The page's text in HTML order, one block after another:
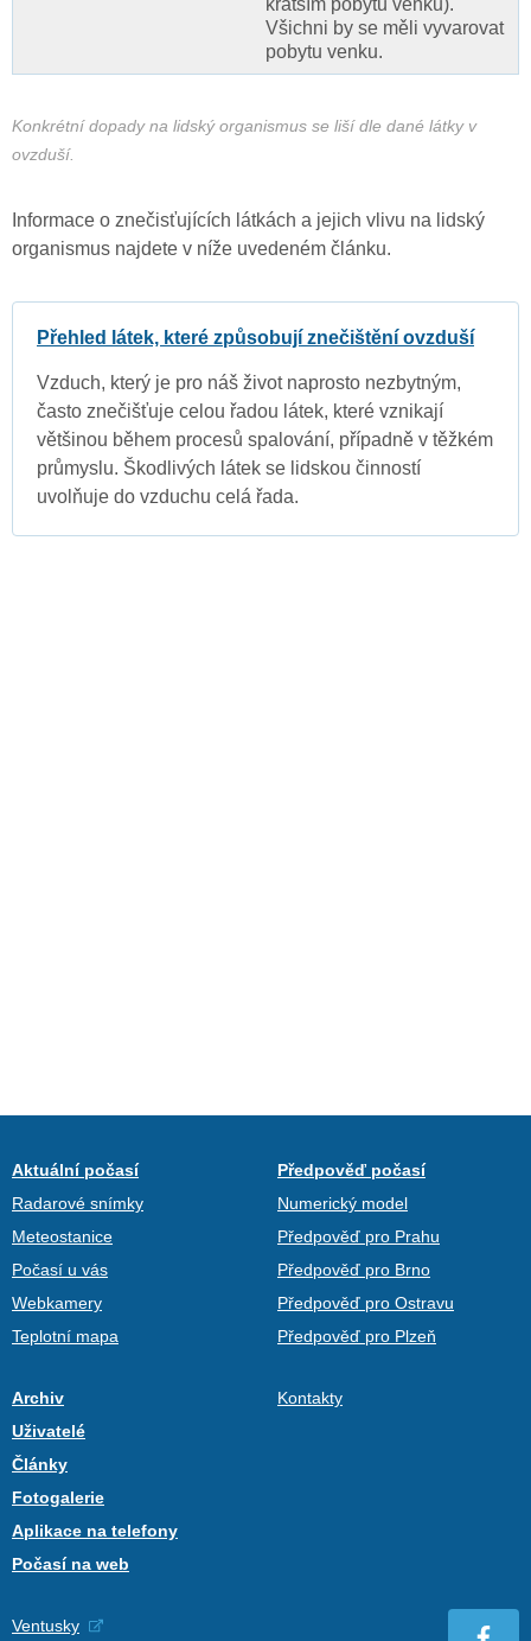
Všichni by se měli vyvarovat
pobytu venku.
Konkrétní dopady na lidský organismus se liší dle dané látky v
ovzduší.
Informace o znečisťujících látkách a jejich vlivu na lidský
organismus najdete v níže uvedeném článku.
Přehled látek, které způsobují znečištění ovzduší
Vzduch, který je pro náš život naprosto nezbytným,
často znečišťuje celou řadou látek, které vznikají
většinou během procesů spalování, případně v těžkém
průmyslu. Škodlivých látek se lidskou činností
uvolňuje do vzduchu celá řada.
Aktuální počasí
Radarové snímky
Meteostanice
Počasí u vás
Webkamery
Teplotní mapa
Předpověď počasí
Numerický model
Předpověď pro Prahu
Předpověď pro Brno
Předpověď pro Ostravu
Předpověď pro Plzeň
Archiv
Uživatelé
Články
Fotogalerie
Aplikace na telefony
Počasí na web
Kontakty
Ventusky